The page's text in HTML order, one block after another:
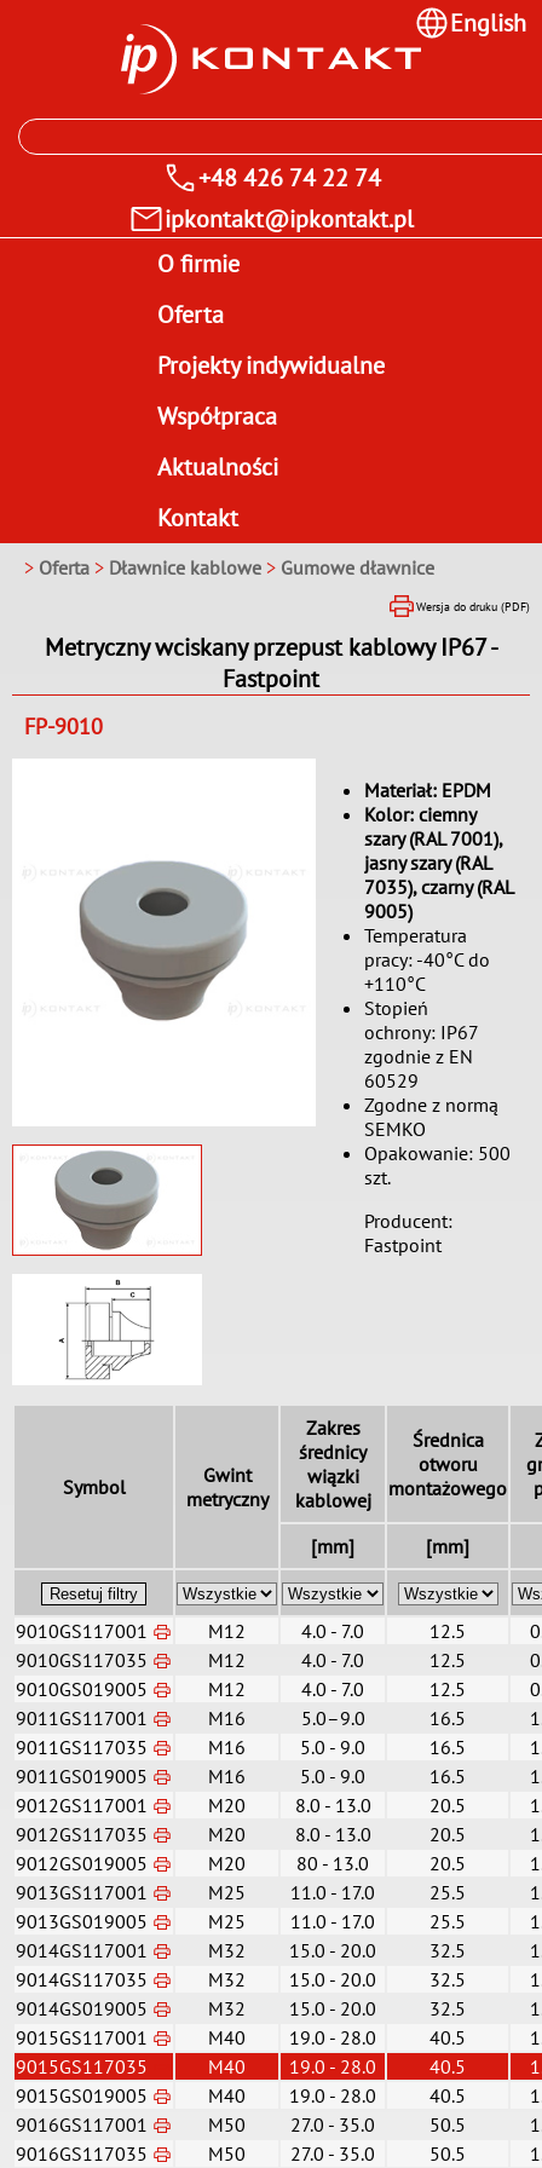
+48 426 74 22 74
ipkontakt@ipkontakt.pl
English
O firmie
Oferta
Projekty indywidualne
Współpraca
Aktualności
Kontakt
> Oferta > Dławnice kablowe > Gumowe dławnice
Wersja do druku (PDF)
Metryczny wciskany przepust kablowy IP67 -
Fastpoint
FP-9010
Materiał: EPDM
Kolor: ciemny
szary (RAL 7001),
jasny szary (RAL
7035), czarny (RAL
9005)
Temperatura
pracy: -40°C do
+110°C
Stopień
ochrony: IP67
zgodnie z EN
60529
Zgodne z normą
SEMKO
Opakowanie: 500
szt.
Producent:
Fastpoint
Symbol
Gwint
metryczny
Zakres
średnicy
wiązki
kablowej
Średnica
otworu
montażowego
[mm] [mm]
Resetuj filtry
9010GS117001 M12 4.0 - 7.0 12.5
9010GS117035
M12 4.0 - 7.0 12.5
9010GS019005
M12 4.0 - 7.0 12.5
9011GS117001
M16 5.0–9.0 16.5
9011GS117035
M16 5.0 - 9.0 16.5
9011GS019005
M16 5.0 - 9.0 16.5
9012GS117001
M20 8.0 - 13.0 20.5
9012GS117035
M20 8.0 - 13.0 20.5
9012GS019005
M20 80 - 13.0 20.5
9013GS117001
M25 11.0 - 17.0 25.5
9013GS019005
M25 11.0 - 17.0 25.5
9014GS117001
M32 15.0 - 20.0 32.5
9014GS117035
M32 15.0 - 20.0 32.5
9014GS019005
M32 15.0 - 20.0 32.5
9015GS117001
M40 19.0 - 28.0 40.5
9015GS117035
M40 19.0 - 28.0 40.5
9015GS019005
M40 19.0 - 28.0 40.5
9016GS117001
M50 27.0 - 35.0 50.5
9016GS117035
M50 27.0 - 35.0 50.5